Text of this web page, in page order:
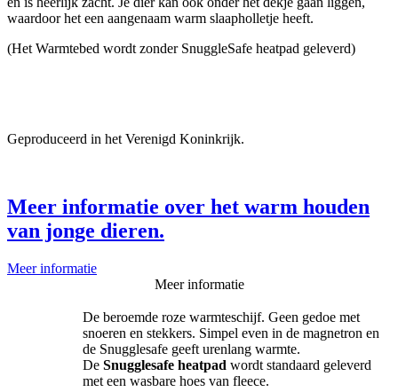
waardoor het een aangenaam warm slaapholletje heeft.
(Het Warmtebed wordt zonder SnuggleSafe heatpad geleverd)
Geproduceerd in het Verenigd Koninkrijk.
Meer informatie over het warm houden
van jonge dieren.
Meer informatie
Meer informatie
De beroemde roze warmteschijf. Geen gedoe met
snoeren en stekkers. Simpel even in de magnetron en
de Snugglesafe geeft urenlang warmte.
De Snugglesafe heatpad wordt standaard geleverd
met een wasbare hoes van fleece.